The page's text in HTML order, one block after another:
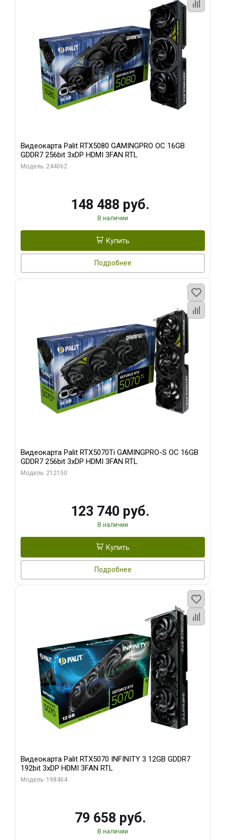
Видеокарта Palit RTX5080 GAMINGPRO OC 16GB
GDDR7 256bit 3xDP HDMI 3FAN RTL
Модель: 244062
148 488 руб.
В наличии
Купить
Подробнее
Видеокарта Palit RTX5070Ti GAMINGPRO-S OC 16GB
GDDR7 256bit 3xDP HDMI 3FAN RTL
Модель: 212150
123 740 руб.
В наличии
Купить
Подробнее
Видеокарта Palit RTX5070 INFINITY 3 12GB GDDR7
192bit 3xDP HDMI 3FAN RTL
Модель: 198464
79 658 руб.
В наличии